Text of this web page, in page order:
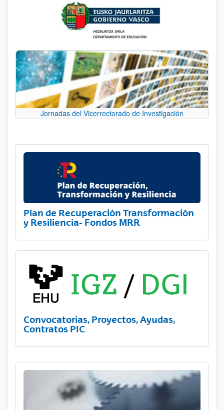
Jornadas del Vicerrectorado de Investigación
Plan de Recuperación Transformación
y Resiliencia- Fondos MRR
Convocatorias, Proyectos, Ayudas,
Contratos PIC